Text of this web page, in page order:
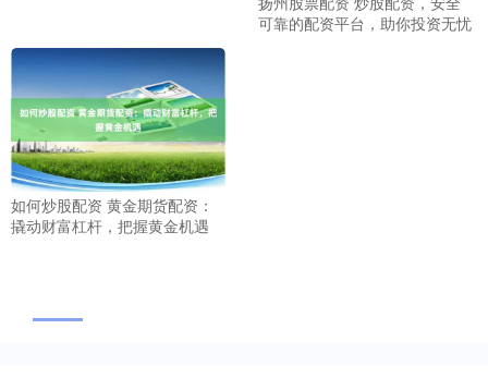
可靠的配资平台，助你投资无忧
如何炒股配资 黄金期货配资：
撬动财富杠杆，把握黄金机遇